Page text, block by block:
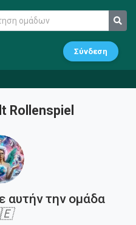
Σύνδεση
Rollenspiel
αυτήν την ομάδα